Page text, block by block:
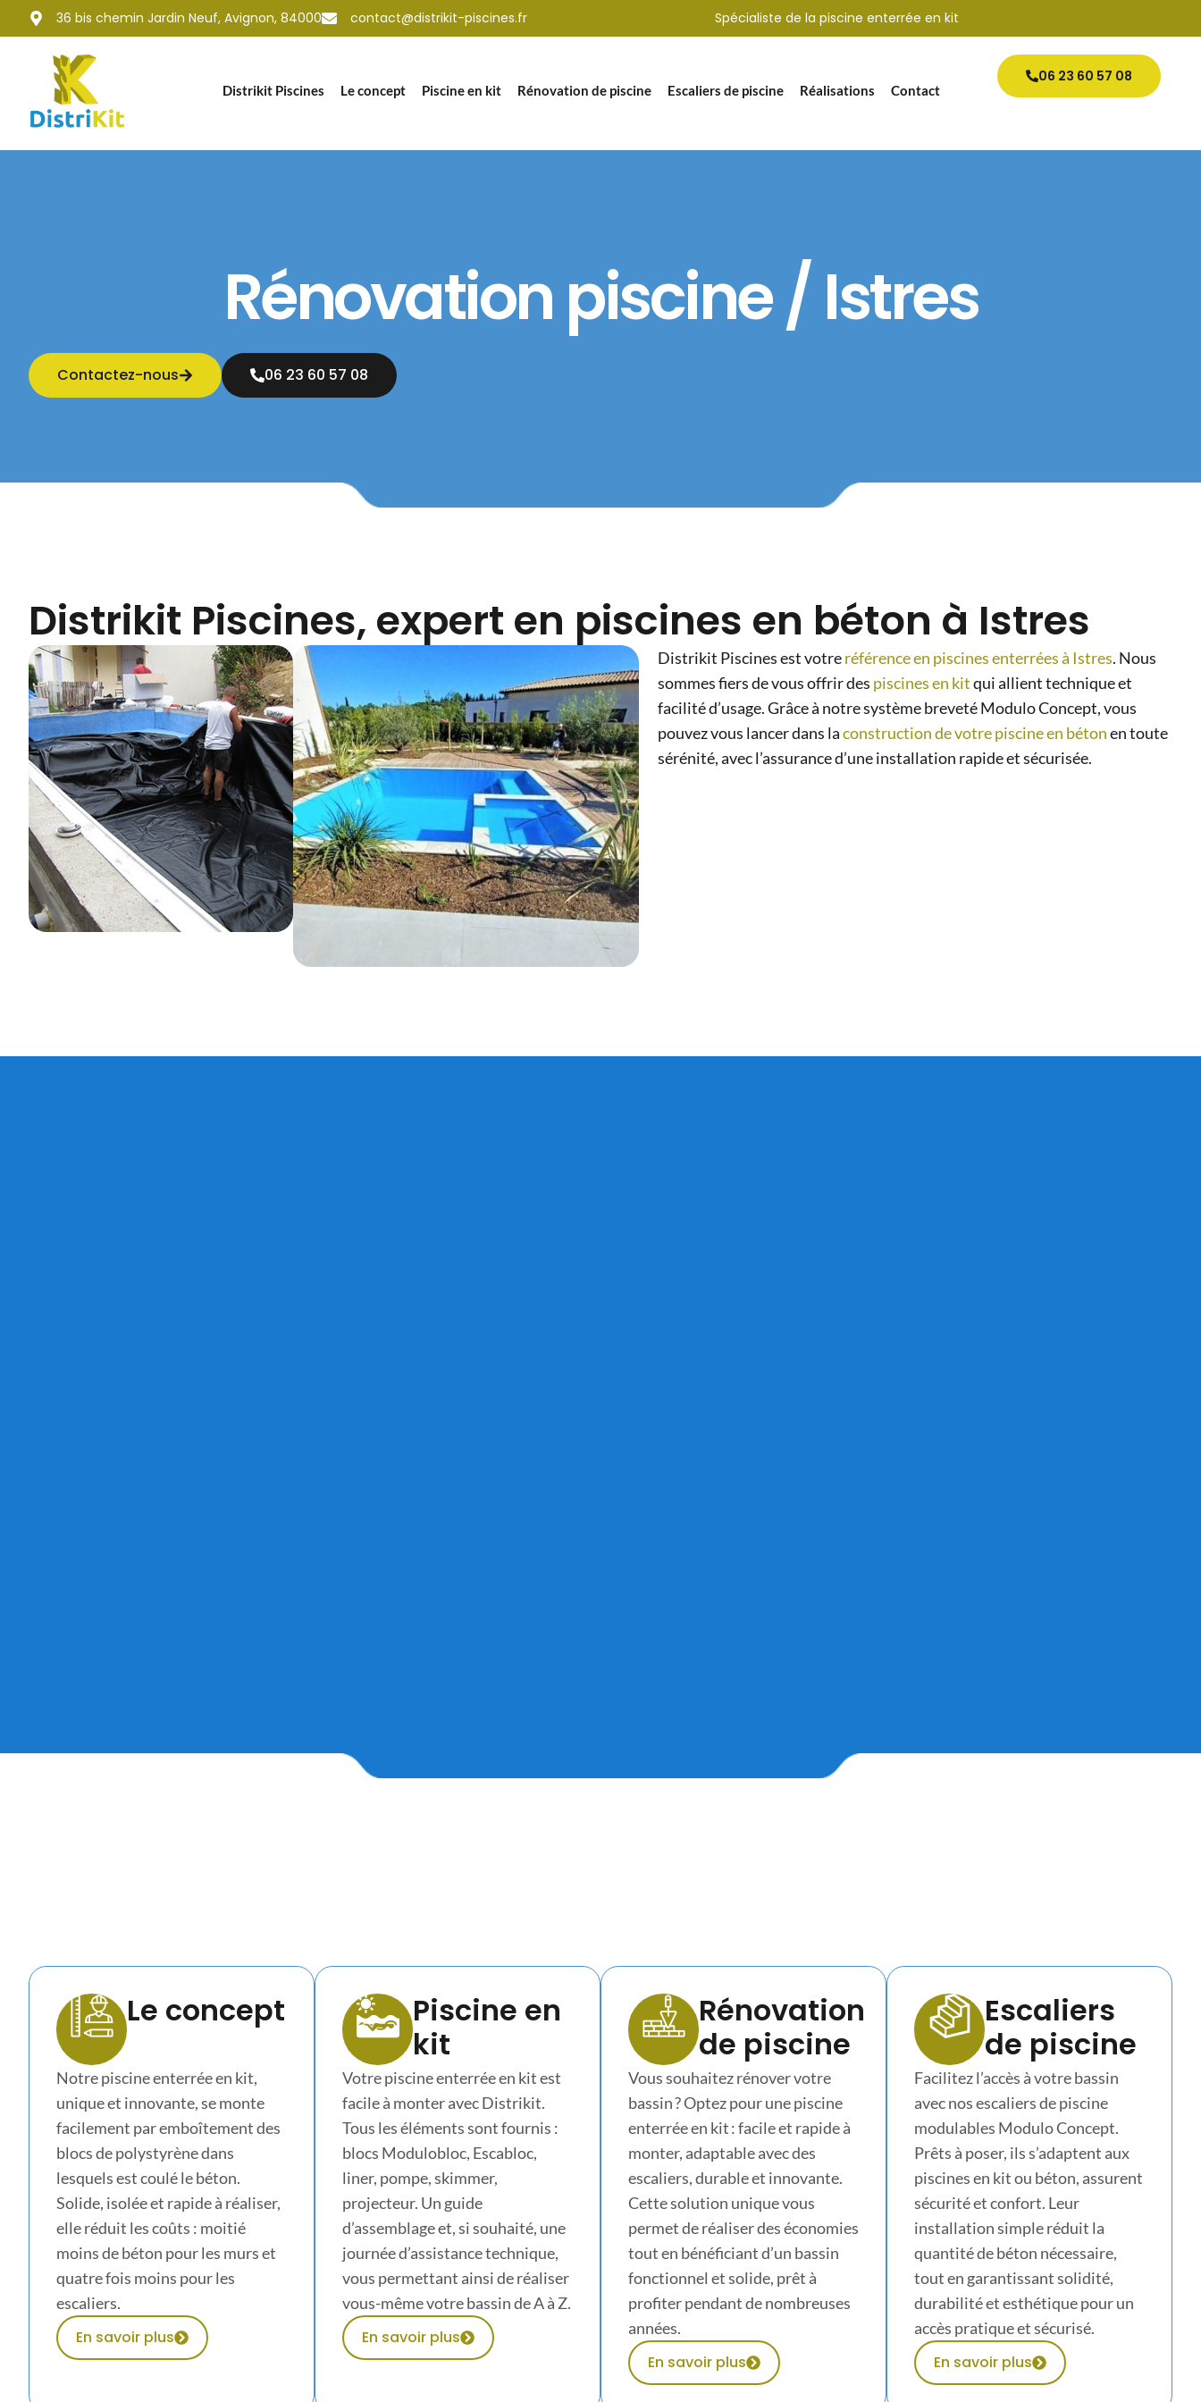
principal36 bis chemin Jardin Neuf, Avignon, 84000 contact@distrikit-piscines.fr Spécialiste de la piscine enterrée en kit
Distrikit Piscines Le concept Piscine en kit Rénovation de piscine Escaliers de piscine Réalisations Contact
06 23 60 57 08
Rénovation piscine / Istres
Contactez-nous 06 23 60 57 08
Distrikit Piscines, expert en piscines en béton à Istres
Distrikit Piscines est votreréférence en piscines enterrées à Istres. Nous
sommes fiers de vous offrir des piscines en kitqui allient technique et
facilité d’usage. Grâce à notre système breveté Modulo Concept, vous
pouvez vous lancer dans laconstruction de votre piscine en bétonen toute
sérénité, avec l’assurance d’une installation rapide et sécurisée.
Le concept
Notre piscine enterrée en kit,
unique et innovante, se monte
facilement par emboîtement des
blocs de polystyrène dans
lesquels est coulé le béton.
Solide, isolée et rapide à réaliser,
elle réduit les coûts : moitié
moins de béton pour les murs et
quatre fois moins pour les
escaliers.
En savoir plus
Piscine en
kit
Votre piscine enterrée en kit est
facile à monter avec Distrikit.
Tous les éléments sont fournis :
blocs Modulobloc, Escabloc,
liner, pompe, skimmer,
projecteur. Un guide
d’assemblage et, si souhaité, une
journée d’assistance technique,
vous permettant ainsi de réaliser
vous-même votre bassin de A à Z.
En savoir plus
Rénovation
de piscine
Vous souhaitez rénover votre
bassin ? Optez pour une piscine
enterrée en kit : facile et rapide à
monter, adaptable avec des
escaliers, durable et innovante.
Cette solution unique vous
permet de réaliser des économies
tout en bénéficiant d’un bassin
fonctionnel et solide, prêt à
profiter pendant de nombreuses
années.
En savoir plus
Escaliers
de piscine
Facilitez l’accès à votre bassin
avec nos escaliers de piscine
modulables Modulo Concept.
Prêts à poser, ils s’adaptent aux
piscines en kit ou béton, assurent
sécurité et confort. Leur
installation simple réduit la
quantité de béton nécessaire,
tout en garantissant solidité,
durabilité et esthétique pour un
accès pratique et sécurisé.
En savoir plus